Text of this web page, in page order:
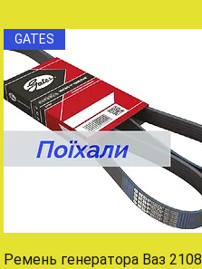
Быстрый просмотр
GATES
Ремень генератора Ваз 2108